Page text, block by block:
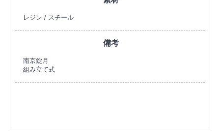
レジン / スチール
備考
南京錠月
組み立て式